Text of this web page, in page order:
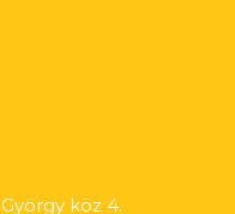
köz 4.